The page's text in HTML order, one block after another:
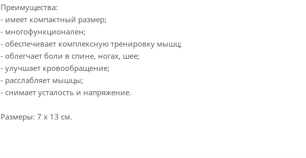
Преимущества:
- имеет компактный размер;
- многофункционален;
- обеспечивает комплексную тренировку мышц;
- облегчает боли в спине, ногах, шее;
- улучшает кровообращение;
- расслабляет мышцы;
- снимает усталость и напряжение.
Размеры: 7 х 13 см.